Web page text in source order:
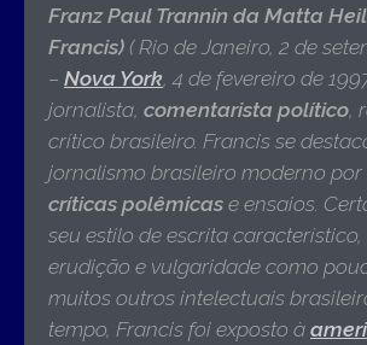
Franz Paul Trannin da Matta
Francis) ( Rio de Janeiro, 2 de
– Nova York, 4 de fevereiro de
jornalista, comentarista político,
crítico brasileiro. Francis se
jornalismo brasileiro moderno por
críticas polêmicas e ensaios.
seu estilo de escrita
erudição e vulgaridade como
muitos outros intelectuais
tempo, Francis foi exposto à